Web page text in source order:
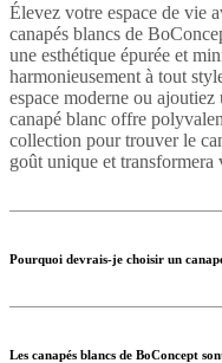
Élevez votre espace de vie
canapés blancs de
une esthétique épurée et
harmonieusement à tout
espace moderne ou
canapé blanc offre
collection pour trouver le
goût unique et transformera
Pourquoi devrais-je choisir un
Les canapés blancs de BoConcept